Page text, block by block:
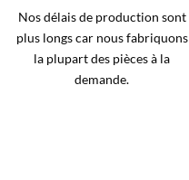
Nos délais de production sont
plus longs car nous fabriquons
la plupart des pièces à la
demande.